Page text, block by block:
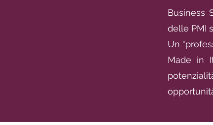
Business
delle PMI
Un
Made in